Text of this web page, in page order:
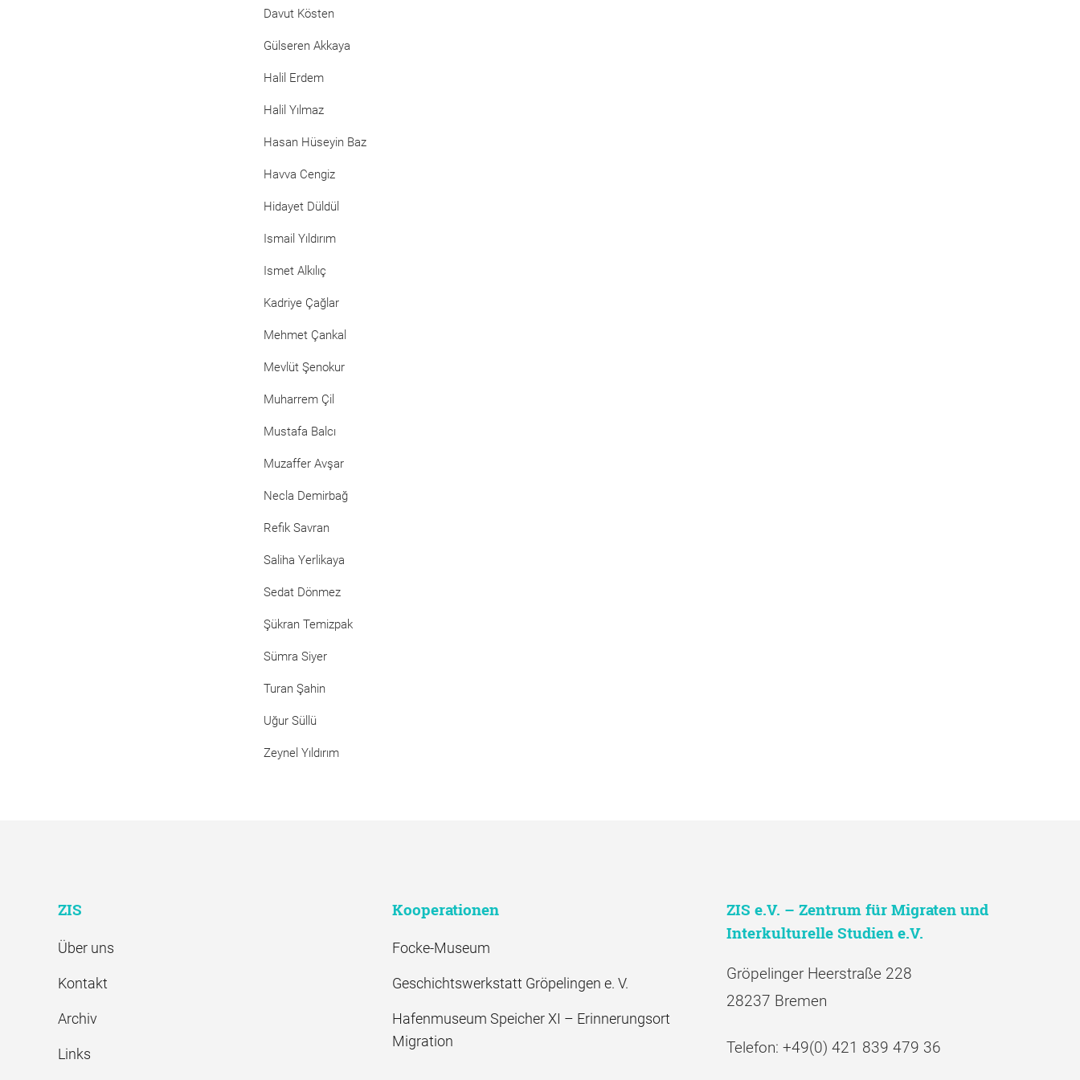
Davut Kösten
Gülseren Akkaya
Halil Erdem
Halil Yılmaz
Hasan Hüseyin Baz
Havva Cengiz
Hidayet Düldül
Ismail Yıldırım
Ismet Alkılıç
Kadriye Çağlar
Mehmet Çankal
Mevlüt Şenokur
Muharrem Çil
Mustafa Balcı
Muzaffer Avşar
Necla Demirbağ
Refik Savran
Saliha Yerlikaya
Sedat Dönmez
Şükran Temizpak
Sümra Siyer
Turan Şahin
Uğur Süllü
Zeynel Yıldırım
ZIS
Über uns
Kontakt
Archiv
Links
Kooperationen
Focke-Museum
Geschichtswerkstatt Gröpelingen e. V.
Hafenmuseum Speicher XI – Erinnerungsort
Migration
ZIS e.V. – Zentrum für Migraten und
Interkulturelle Studien e.V.
Gröpelinger Heerstraße 228
28237 Bremen
Telefon: +49(0) 421 839 479 36